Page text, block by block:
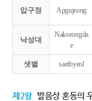
압구정 Apgujeong
낙성대
Nakseongda
e
샛별 saetbyeol
제2항 발음상 혼동의